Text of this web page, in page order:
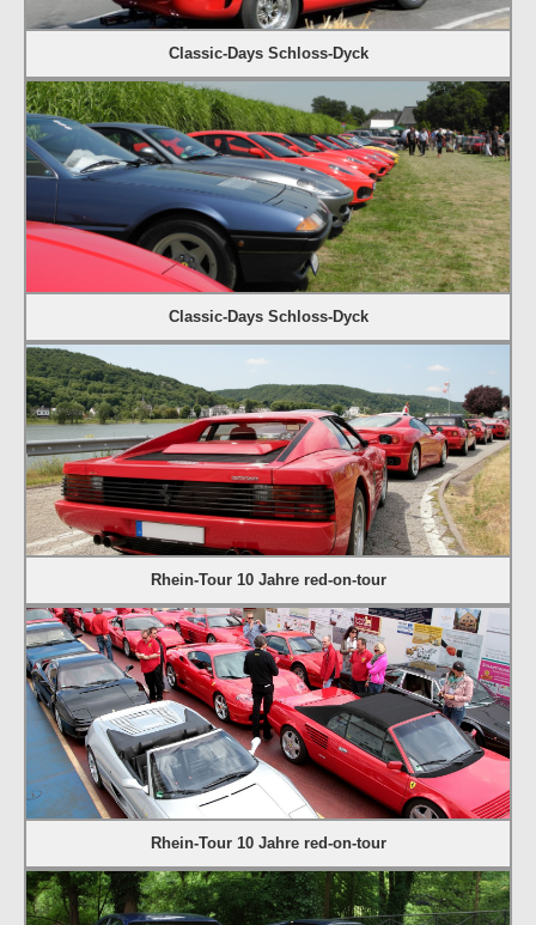
Classic-Days Schloss-Dyck
Classic-Days Schloss-Dyck
Rhein-Tour 10 Jahre red-on-tour
Rhein-Tour 10 Jahre red-on-tour